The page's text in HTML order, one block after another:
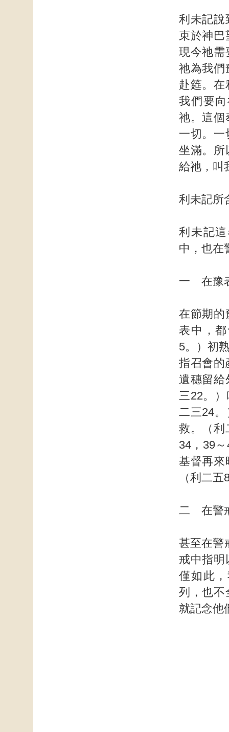
利未記說
束於神巴
現今祂需
祂為我們
赴筵。在
我們要
祂。這個
一切。一
坐滿。所
給祂，叫
利未記所
利未記
中，也在
一 在豫
在節期的
表中，
5。）初
指召會的
遺穗留給
三22。
二三24
救。（利
34，39
基督再來
（利二
二 在警
甚至在警
戒中指明
僅如此
列，也不
就記念他